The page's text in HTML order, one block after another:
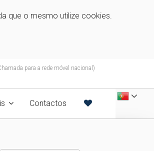
que o mesmo utilize cookies.
para a rede móvel nacional)
Contactos